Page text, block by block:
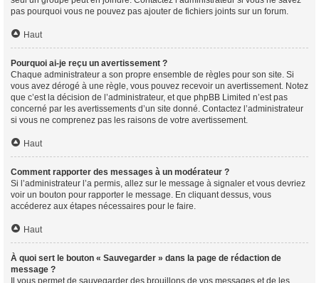
pas pourquoi vous ne pouvez pas ajouter de fichiers joints sur un forum.
Haut
Pourquoi ai-je reçu un avertissement ?
Chaque administrateur a son propre ensemble de règles pour son site. Si
vous avez dérogé à une règle, vous pouvez recevoir un avertissement. Notez
que c’est la décision de l’administrateur, et que phpBB Limited n’est pas
concerné par les avertissements d’un site donné. Contactez l’administrateur
si vous ne comprenez pas les raisons de votre avertissement.
Haut
Comment rapporter des messages à un modérateur ?
Si l’administrateur l’a permis, allez sur le message à signaler et vous devriez
voir un bouton pour rapporter le message. En cliquant dessus, vous
accéderez aux étapes nécessaires pour le faire.
Haut
À quoi sert le bouton « Sauvegarder » dans la page de rédaction de
message ?
Il vous permet de sauvegarder des brouillons de vos messages et de les